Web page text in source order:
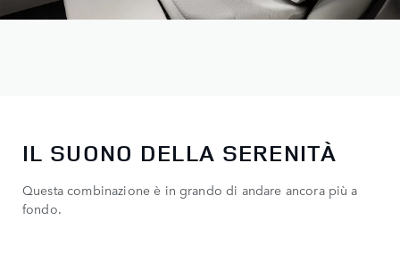
IL SUONO DELLA SERENITÀ
Questa combinazione è in grando di andare ancora più a
fondo.